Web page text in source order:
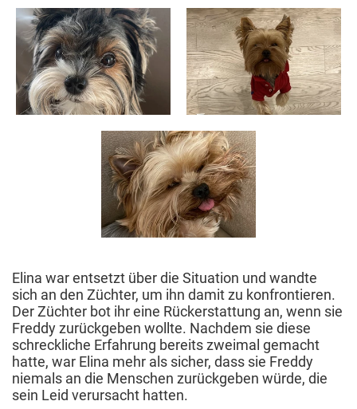
Elina war entsetzt über die Situation und wandte
sich an den Züchter, um ihn damit zu konfrontieren.
Der Züchter bot ihr eine Rückerstattung an, wenn sie
Freddy zurückgeben wollte. Nachdem sie diese
schreckliche Erfahrung bereits zweimal gemacht
hatte, war Elina mehr als sicher, dass sie Freddy
niemals an die Menschen zurückgeben würde, die
sein Leid verursacht hatten.